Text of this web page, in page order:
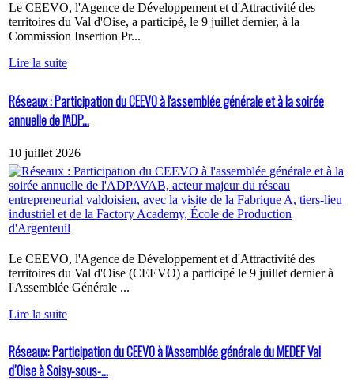
Le CEEVO, l'Agence de Développement et d'Attractivité des
territoires du Val d'Oise, a participé, le 9 juillet dernier, à la
Commission Insertion Pr...
Lire la suite
Réseaux : Participation du CEEVO à l'assemblée générale et à la soirée
annuelle de l'ADP...
10 juillet 2026
Le CEEVO, l'Agence de Développement et d'Attractivité des
territoires du Val d'Oise (CEEVO) a participé le 9 juillet dernier à
l'Assemblée Générale ...
Lire la suite
Réseaux: Participation du CEEVO à l'Assemblée générale du MEDEF Val
d’Oise à Soisy-sous-...